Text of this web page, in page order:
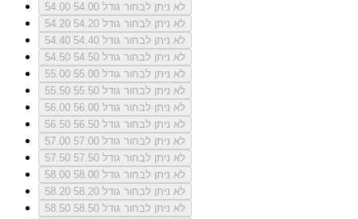
54.00
לא ניתן לבחור גודל 54.00
54.20
לא ניתן לבחור גודל 54.20
54.40
לא ניתן לבחור גודל 54.40
54.50
לא ניתן לבחור גודל 54.50
55.00
לא ניתן לבחור גודל 55.00
55.50
לא ניתן לבחור גודל 55.50
56.00
לא ניתן לבחור גודל 56.00
56.50
לא ניתן לבחור גודל 56.50
57.00
לא ניתן לבחור גודל 57.00
57.50
לא ניתן לבחור גודל 57.50
58.00
לא ניתן לבחור גודל 58.00
58.20
לא ניתן לבחור גודל 58.20
58.50
לא ניתן לבחור גודל 58.50